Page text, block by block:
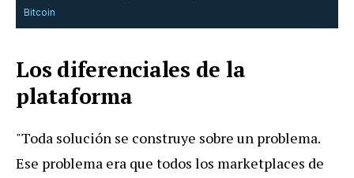
Bitcoin
Los diferenciales de la
plataforma
"Toda solución se construye sobre un problema.
Ese problema era que todos los marketplaces de